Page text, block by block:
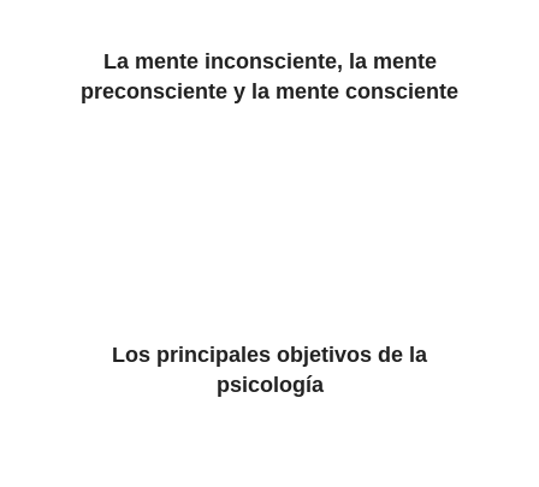
La mente inconsciente, la mente
preconsciente y la mente consciente
Los principales objetivos de la
psicología